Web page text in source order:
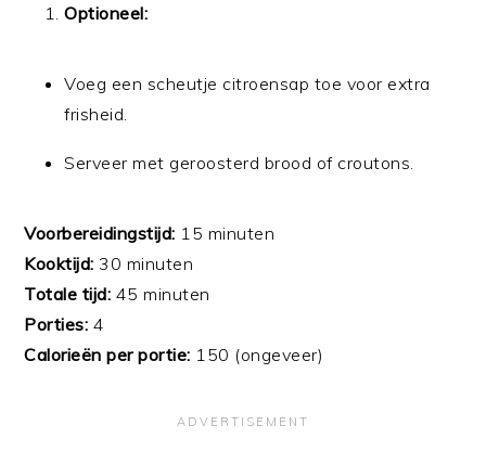
Optioneel:
Voeg een scheutje citroensap toe voor extra
frisheid.
Serveer met geroosterd brood of croutons.
Voorbereidingstijd: 15 minuten
Kooktijd: 30 minuten
Totale tijd: 45 minuten
Porties: 4
Calorieën per portie: 150 (ongeveer)